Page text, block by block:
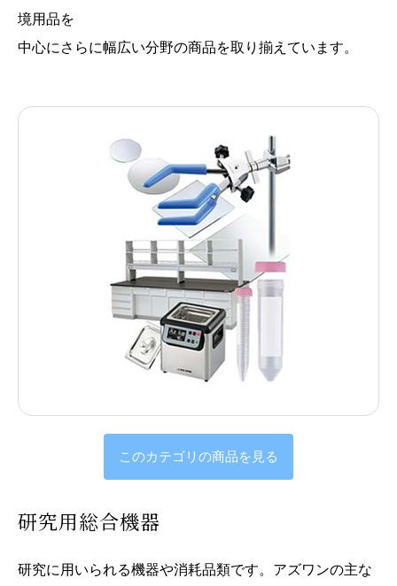
境用品を
中心にさらに幅広い分野の商品を取り揃えています。
このカテゴリの商品を見る
研究用総合機器
研究に用いられる機器や消耗品類です。アズワンの主な